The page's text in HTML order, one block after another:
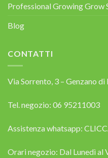
Professional Growing Grow
Blog
CONTATTI
Via Sorrento, 3 – Genzano di
Tel. negozio: 06 95211003
Assistenza whatsapp:
Orari negozio: Dal Lunedì al